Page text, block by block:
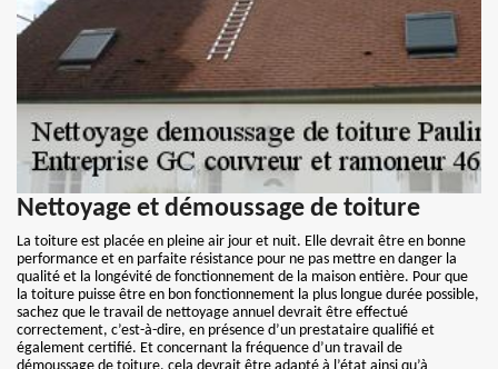
Nettoyage et démoussage de toiture
La toiture est placée en pleine air jour et nuit. Elle devrait être en bonne
performance et en parfaite résistance pour ne pas mettre en danger la
qualité et la longévité de fonctionnement de la maison entière. Pour que
la toiture puisse être en bon fonctionnement la plus longue durée possible,
sachez que le travail de nettoyage annuel devrait être effectué
correctement, c’est-à-dire, en présence d’un prestataire qualifié et
également certifié. Et concernant la fréquence d’un travail de